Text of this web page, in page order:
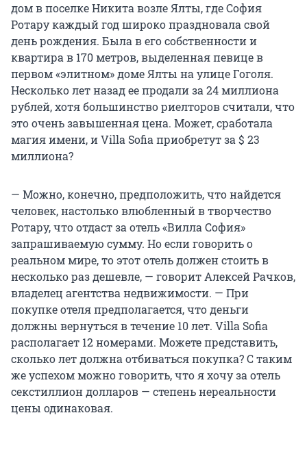
дом в поселке Никита возле Ялты, где София
Ротару каждый год широко праздновала свой
день рождения. Была в его собственности и
квартира в 170 метров, выделенная певице в
первом «элитном» доме Ялты на улице Гоголя.
Несколько лет назад ее продали за 24 миллиона
рублей, хотя большинство риелторов считали, что
это очень завышенная цена. Может, сработала
магия имени, и Villa Sofia приобретут за $ 23
миллиона?
— Можно, конечно, предположить, что найдется
человек, настолько влюбленный в творчество
Ротару, что отдаст за отель «Вилла София»
запрашиваемую сумму. Но если говорить о
реальном мире, то этот отель должен стоить в
несколько раз дешевле, — говорит Алексей Рачков,
владелец агентства недвижимости. — При
покупке отеля предполагается, что деньги
должны вернуться в течение 10 лет. Villa Sofia
располагает 12 номерами. Можете представить,
сколько лет должна отбиваться покупка? С таким
же успехом можно говорить, что я хочу за отель
секстиллион долларов — степень нереальности
цены одинаковая.